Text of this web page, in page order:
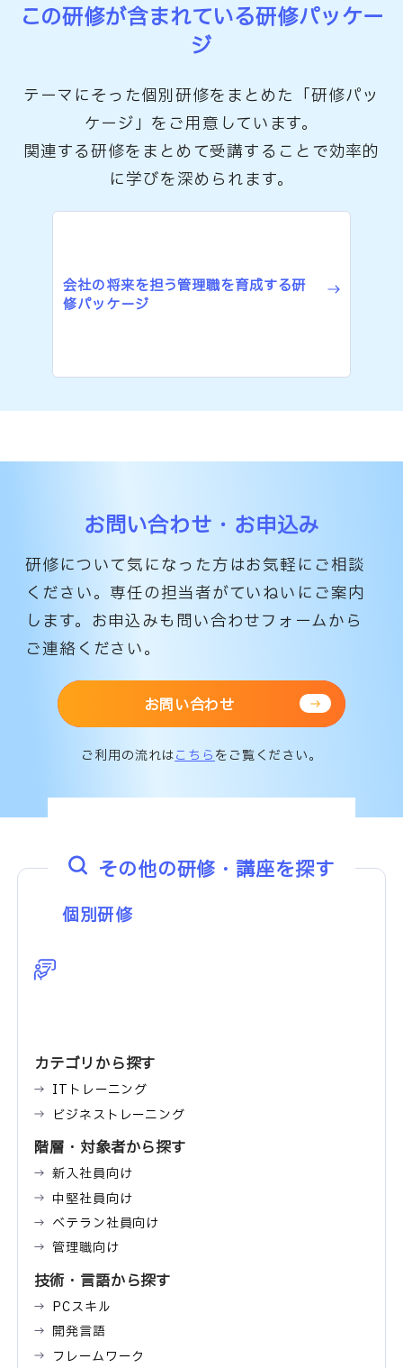
この研修が含まれている研修パッケー
ジ
テーマにそった個別研修をまとめた「研修パッ
ケージ」をご用意しています。
関連する研修をまとめて受講することで効率的
に学びを深められます。
会社の将来を担う管理職を育成する研
修パッケージ
お問い合わせ・お申込み
研修について気になった方はお気軽にご相談
ください。専任の担当者がていねいにご案内
します。 お申込みも問い合わせフォームから
ご連絡ください。
お問い合わせ
ご利用の流れはこちらをご覧ください。
その他の研修・講座を探す
個別研修
カテゴリから探す
ITトレーニング
ビジネストレーニング
階層・対象者から探す
新入社員向け
中堅社員向け
ベテラン社員向け
管理職向け
技術・言語から探す
PCスキル
開発言語
フレームワーク